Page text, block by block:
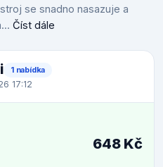
se snadno nasazuje a
Číst dále
1 nabídka
17:12
648 Kč